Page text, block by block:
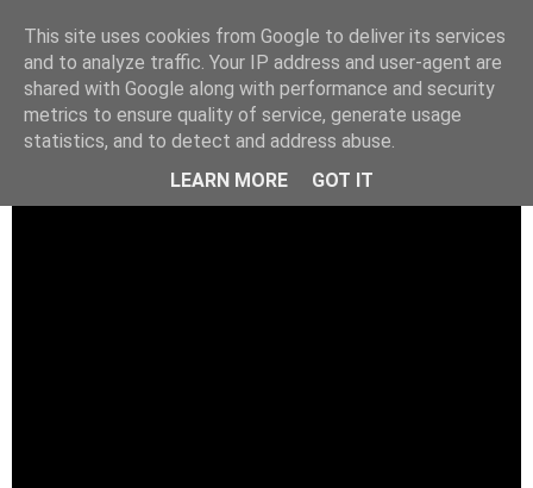
This site uses cookies from Google to deliver its services
and to analyze traffic. Your IP address and user-agent are
shared with Google along with performance and security
metrics to ensure quality of service, generate usage
statistics, and to detect and address abuse.
LEARN MORE
GOT IT